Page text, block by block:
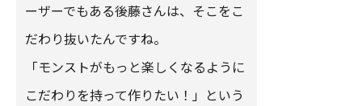
ーザーでもある後藤さんは、そこをこ
だわり抜いたんですね。
「モンストがもっと楽しくなるように
こだわりを持って作りたい！」という